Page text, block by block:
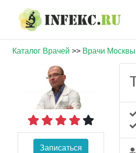
Каталог Врачей >> Врачи Москвы
Записаться